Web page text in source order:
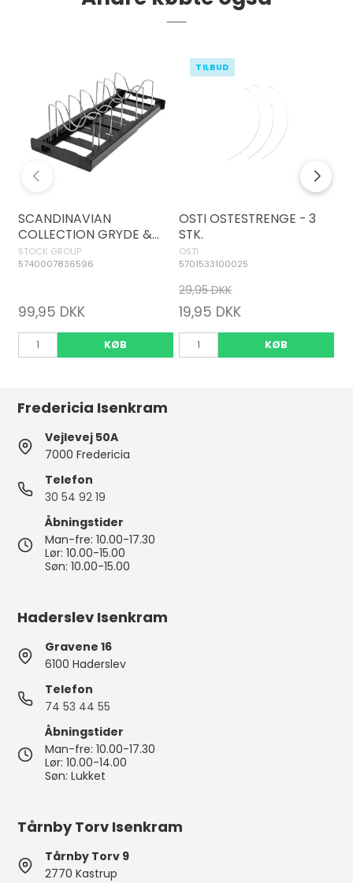
SCANDINAVIAN
COLLECTION GRYDE &
PANDEHOLDER STATIV
STOCK GROUP
5740007836596
99,95 DKK
KØB
TILBUD
OSTI OSTESTRENGE - 3
STK.
OSTI
5701533100025
29,95 DKK
19,95 DKK
KØB
Fredericia Isenkram
Vejlevej 50A
7000 Fredericia
Telefon
30 54 92 19
Åbningstider
Man-fre: 10.00-17.30
Lør: 10.00-15.00
Søn: 10.00-15.00
Haderslev Isenkram
Gravene 16
6100 Haderslev
Telefon
74 53 44 55
Åbningstider
Man-fre: 10.00-17.30
Lør: 10.00-14.00
Søn: Lukket
Tårnby Torv Isenkram
Tårnby Torv 9
2770 Kastrup